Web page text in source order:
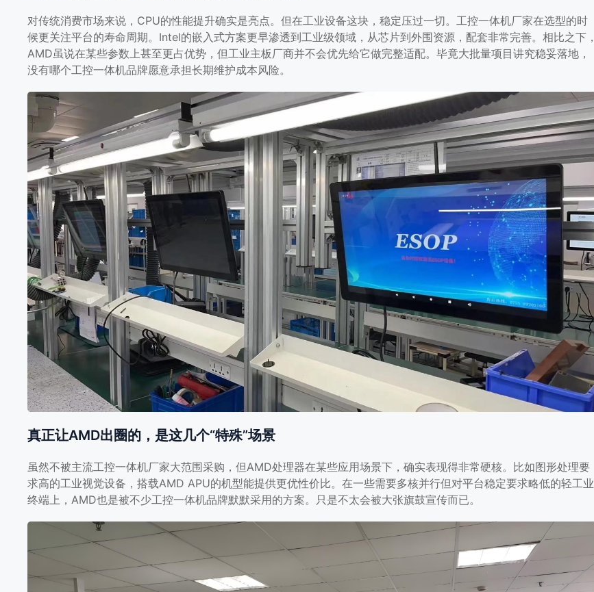
对传统消费市场来说，CPU的性能提升确实是亮点。但在工业设备这块，稳定压过一切。工控一体机厂家在选型的时
候更关注平台的寿命周期。Intel的嵌入式方案更早渗透到工业级领域，从芯片到外围资源，配套非常完善。相比之下，
AMD虽说在某些参数上甚至更占优势，但工业主板厂商并不会优先给它做完整适配。毕竟大批量项目讲究稳妥落地，
没有哪个工控一体机品牌愿意承担长期维护成本风险。
真正让AMD出圈的，是这几个“特殊”场景
虽然不被主流工控一体机厂家大范围采购，但AMD处理器在某些应用场景下，确实表现得非常硬核。比如图形处理要
求高的工业视觉设备，搭载AMD APU的机型能提供更优性价比。在一些需要多核并行但对平台稳定要求略低的轻工业
终端上，AMD也是被不少工控一体机品牌默默采用的方案。只是不太会被大张旗鼓宣传而已。